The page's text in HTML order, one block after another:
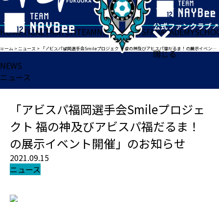
閉じる
HOMETICKETMATCHTEAMNEWSGOODSFANACADEMY
ホーム >ニュース > 「アビスパ福岡選手会Smileプロジェクト 福の神及びアビスパ福だるま！の展示イベント開催」のお知らせ
NEWS
ニュース
「アビスパ福岡選手会Smileプロジェ
クト 福の神及びアビスパ福だるま！
の展示イベント開催」のお知らせ
2021.09.15
ニュース